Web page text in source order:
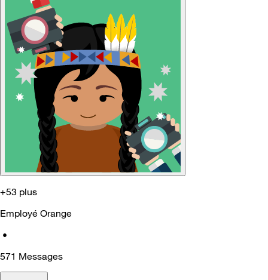
+53 plus
Employé Orange
•
571 Messages